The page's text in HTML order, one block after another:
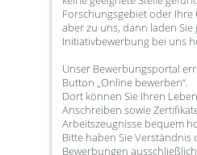
Forschungsgebiet oder
aber zu uns, dann laden Sie
Initiativbewerbung bei uns
Unser Bewerbungsportal
Button „Online bewerben“.
Dort können Sie Ihren
Anschreiben sowie
Arbeitszeugnisse bequem
Bitte haben Sie Verständnis
Bewerbungen